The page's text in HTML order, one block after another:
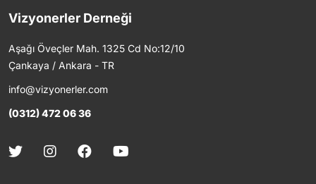
Vizyonerler Derneği
Aşağı Öveçler Mah. 1325 Cd No:12/10
Çankaya / Ankara - TR
info@vizyonerler.com
(0312) 472 06 36